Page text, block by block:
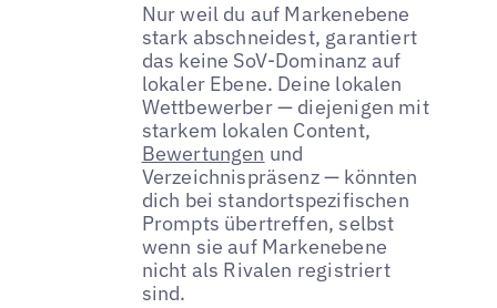
Nur weil du auf Markenebene
stark abschneidest, garantiert
das keine SoV-Dominanz auf
lokaler Ebene. Deine lokalen
Wettbewerber — diejenigen mit
starkem lokalen Content,
Bewertungen und
Verzeichnispräsenz — könnten
dich bei standortspezifischen
Prompts übertreffen, selbst
wenn sie auf Markenebene
nicht als Rivalen registriert
sind.